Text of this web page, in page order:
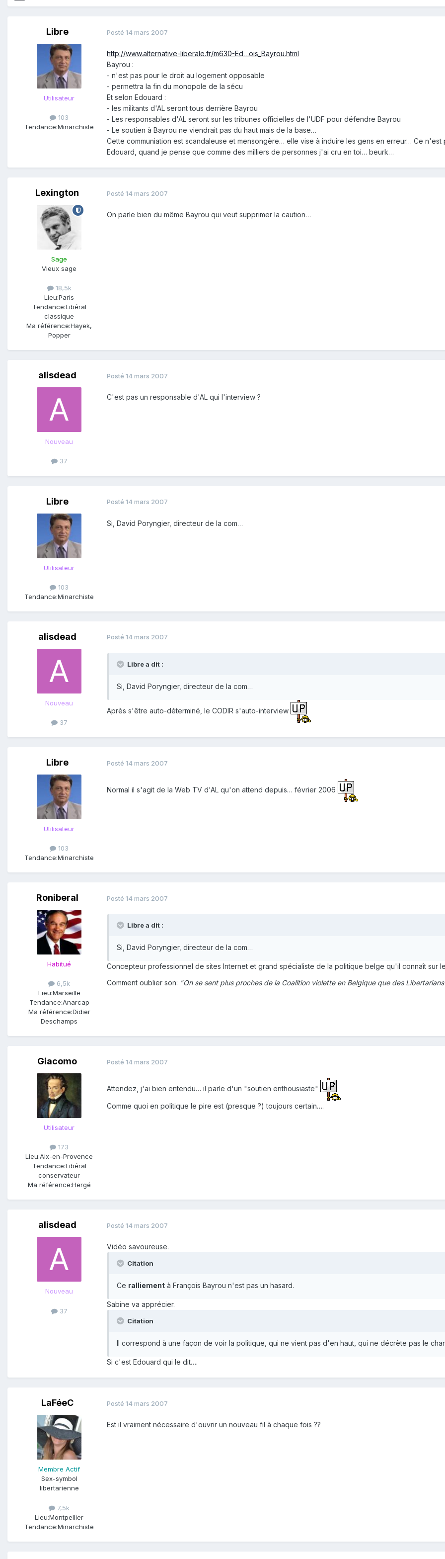
Libre
Utilisateur
103
Tendance:Minarchiste
Posté 14 mars 2007
http://www.alternative-liberale.fr/m630-Ed…ois_Bayrou.html
Bayrou :
- n'est pas pour le droit au logement opposable
- permettra la fin du monopole de la sécu
Et selon Edouard :
- les militants d'AL seront tous derrière Bayrou
- Les responsables d'AL seront sur les tribunes officielles de l'UDF pour défendre Bayrou
- Le soutien à Bayrou ne viendrait pas du haut mais de la base…
Cette communiation est scandaleuse et mensongère… elle vise à induire les gens en erreur… Ce
Edouard, quand je pense que comme des milliers de personnes j'ai cru en toi… beurk…
Lexington
Sage
Vieux sage
18,5k
Lieu:Paris
Tendance:Libéral
classique
Ma référence:Hayek,
Popper
Posté 14 mars 2007
On parle bien du même Bayrou qui veut supprimer la caution…
alisdead
Nouveau
37
Posté 14 mars 2007
C'est pas un responsable d'AL qui l'interview ?
Libre
Utilisateur
103
Tendance:Minarchiste
Posté 14 mars 2007
Si, David Poryngier, directeur de la com…
alisdead
Nouveau
37
Posté 14 mars 2007
Libre a dit :
Si, David Poryngier, directeur de la com…
Après s'être auto-déterminé, le CODIR s'auto-interview
Libre
Utilisateur
103
Tendance:Minarchiste
Posté 14 mars 2007
Normal il s'agit de la Web TV d'AL qu'on attend depuis… février 2006
Roniberal
Habitué
6,5k
Lieu:Marseille
Tendance:Anarcap
Ma référence:Didier
Deschamps
Posté 14 mars 2007
Libre a dit :
Si, David Poryngier, directeur de la com…
Concepteur professionnel de sites Internet et grand spécialiste de la politique belge qu'il connaît sur
Comment oublier son: "On se sent plus proches de la Coalition violette en Belgique que des
Giacomo
Utilisateur
173
Lieu:Aix-en-Provence
Tendance:Libéral
conservateur
Ma référence:Hergé
Posté 14 mars 2007
Attendez, j'ai bien entendu… il parle d'un "soutien enthousiaste"
Comme quoi en politique le pire est (presque ?) toujours certain….
alisdead
Nouveau
37
Posté 14 mars 2007
Vidéo savoureuse.
Citation
Ce ralliement à François Bayrou n'est pas un hasard.
Sabine va apprécier.
Citation
Il correspond à une façon de voir la politique, qui ne vient pas d'en haut, qui ne décrète pas le
Si c'est Edouard qui le dit….
LaFéeC
Membre Actif
Sex-symbol
libertarienne
7,5k
Lieu:Montpellier
Tendance:Minarchiste
Posté 14 mars 2007
Est il vraiment nécessaire d'ouvrir un nouveau fil à chaque fois ??